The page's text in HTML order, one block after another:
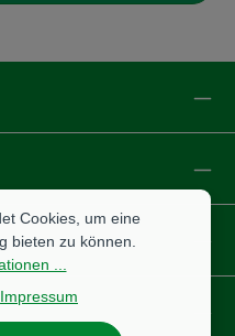
Cookies, um eine
bieten zu können.
...
Impressum